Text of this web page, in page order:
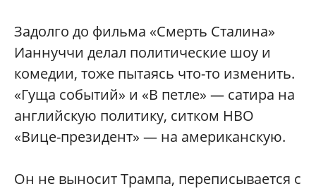
Задолго до фильма «Смерть Сталина»
Ианнуччи делал политические шоу и
комедии, тоже пытаясь что-то изменить.
«Гуща событий» и «В петле» — сатира на
английскую политику, ситком HBO
«Вице-президент» — на американскую.
Он не выносит Трампа, переписывается с